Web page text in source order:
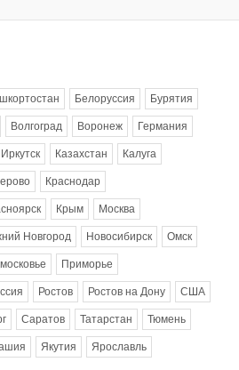
Белоруссия Бурятия
Волгоград Воронеж Германия
Иркутск Казахстан Калуга
Краснодар
Крым Москва
Новгород Новосибирск Омск
Приморье
Ростов Ростов на Дону США
Саратов Татарстан Тюмень
Якутия Ярославль